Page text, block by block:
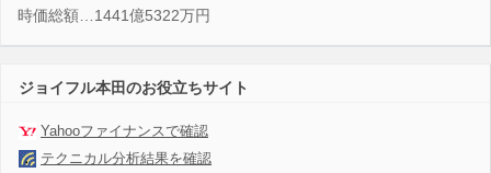
時価総額…1441億5322万円
ジョイフル本田のお役立ちサイト
Yahooファイナンスで確認
テクニカル分析結果を確認